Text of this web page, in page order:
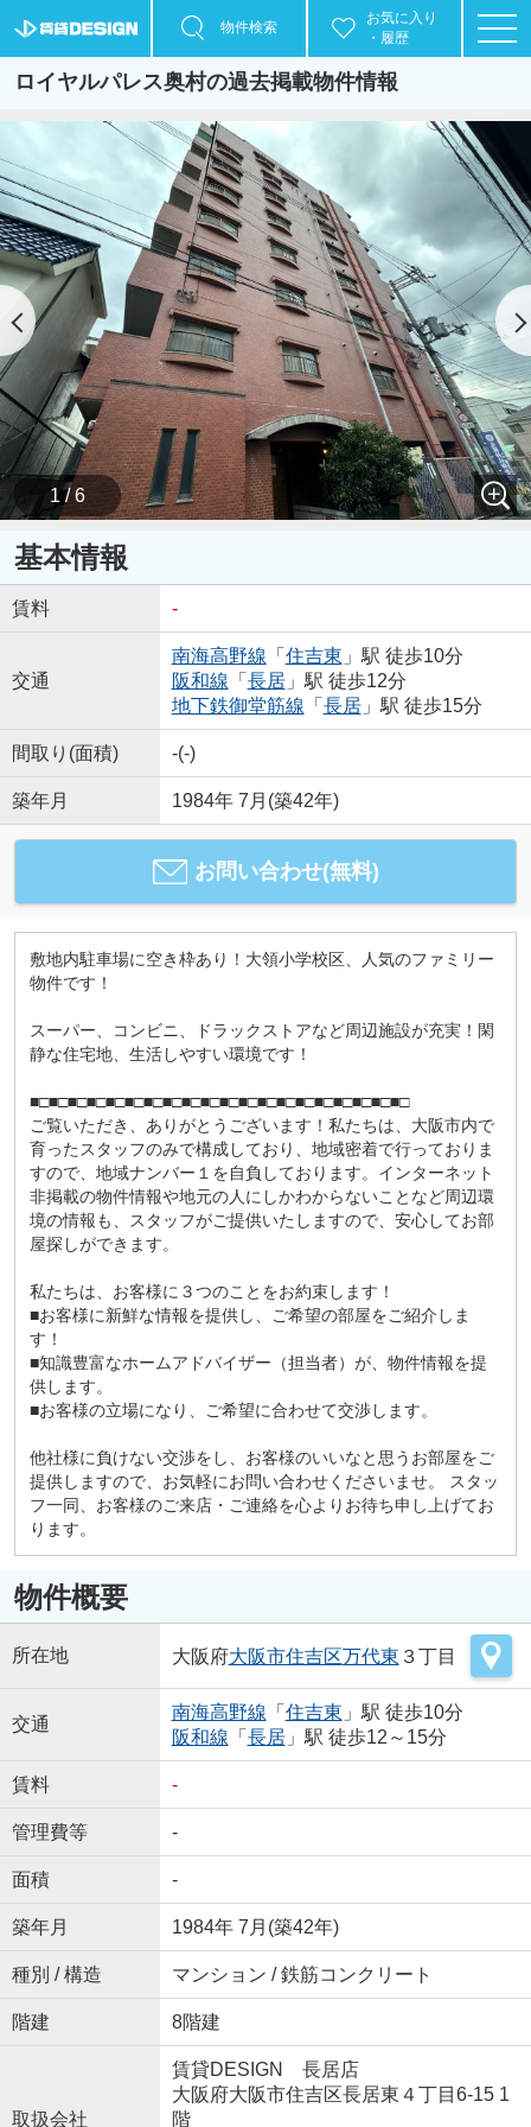
物件検索
お気に入り
・履歴
ロイヤルパレス奥村の過去掲載物件情報
1 / 6
基本情報
賃料 -
交通
南海高野線 「 住吉東 」駅 徒歩10分
阪和線 「 長居」駅 徒歩12分
地下鉄御堂筋線 「 長居」駅 徒歩15分
間取り(面積) -(-)
築年月 1984年 7月(築42年)
お問い合わせ(無料)
敷地内駐車場に空き枠あり！大領小学校区、人気のファミリー
物件です！
スーパー、コンビニ、ドラックストアなど周辺施設が充実！閑
静な住宅地、生活しやすい環境です！
■□■□■□■□■□■□■□■□■□■□■□■□■□■□■□■□■□■□■□■□
ご覧いただき、ありがとうございます！私たちは、大阪市内で
育ったスタッフのみで構成しており、地域密着で行っておりま
すので、地域ナンバー１を自負しております。インターネット
非掲載の物件情報や地元の人にしかわからないことなど周辺環
境の情報も、スタッフがご提供いたしますので、安心してお部
屋探しができます。
私たちは、お客様に３つのことをお約束します！
■お客様に新鮮な情報を提供し、ご希望の部屋をご紹介しま
す！
■知識豊富なホームアドバイザー（担当者）が、物件情報を提
供します。
■お客様の立場になり、ご希望に合わせて交渉します。
他社様に負けない交渉をし、お客様のいいなと思うお部屋をご
提供しますので、お気軽にお問い合わせくださいませ。 スタッ
フ一同、お客様のご来店・ご連絡を心よりお待ち申し上げてお
ります。
物件概要
所在地 大阪府大阪市住吉区万代東 ３丁目
交通
南海高野線 「 住吉東 」駅 徒歩10分
阪和線 「 長居」駅 徒歩12～15分
賃料 -
管理費等 -
面積 -
築年月 1984年 7月(築42年)
種別 / 構造 マンション / 鉄筋コンクリート
階建 8階建
取扱会社
賃貸DESIGN 長居店
大阪府大阪市住吉区長居東４丁目6-15 1
階